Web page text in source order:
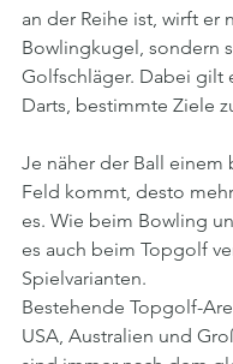
an der Reihe ist, wirft er
Bowlingkugel, sondern
Golfschläger. Dabei gilt
Darts, bestimmte Ziele
Je näher der Ball einem
Feld kommt, desto
es. Wie beim Bowling
es auch beim Topgolf
Spielvarianten.
Bestehende Topgolf-
USA, Australien und